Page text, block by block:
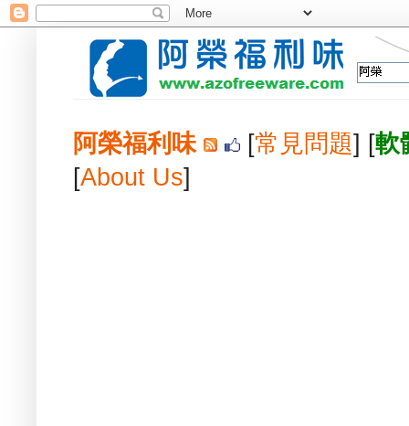
阿榮福利味 [常見問題] [軟
[About Us]